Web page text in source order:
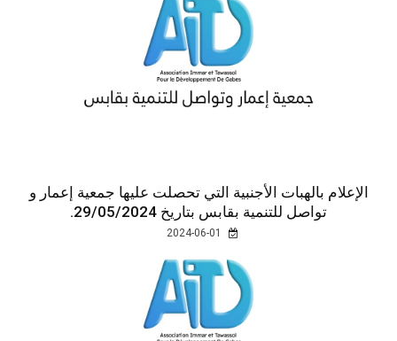
الإعلام بالهبات الأجنبية التي تحصلت عليها جمعية إعمار و
تواصل للتنمية بقابس بتاريخ 29/05/2024.